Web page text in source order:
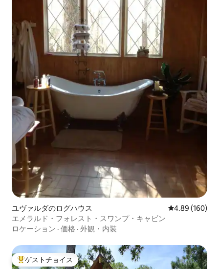
ユヴァルダのログハウス レビュー160
4.89 (160)
エメラルド・フォレスト・スワンプ・キャビン
ロケーション · 価格 · 外観・内装
大好評のゲストチョイスです。
ゲストチョイス